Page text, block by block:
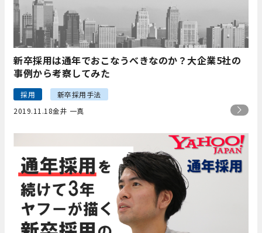
新卒採用は通年でおこなうべきなのか？大企業5社の
事例から考察してみた
採用
新卒採用手法
2019.11.18金井 一真